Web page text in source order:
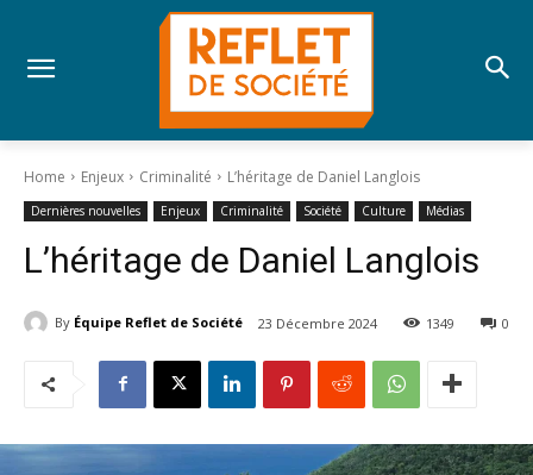
Home Enjeux Criminalité L’héritage de Daniel Langlois
Dernières nouvelles Enjeux Criminalité Société Culture Médias
L’héritage de Daniel Langlois
By Équipe Reflet de Société 23 Décembre 2024 0
1349